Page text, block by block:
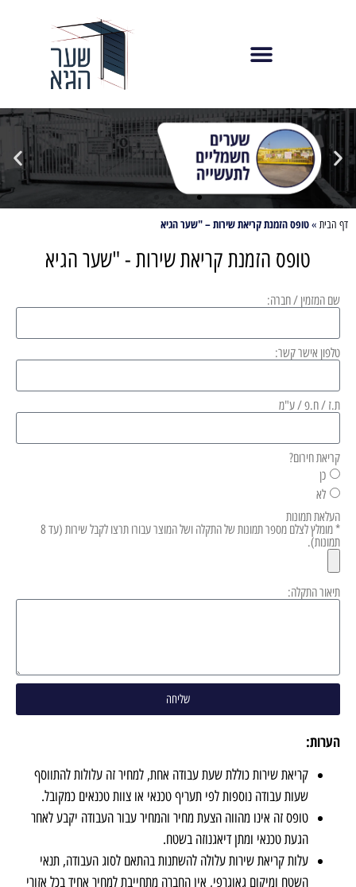
דף הבית »טופס הזמנת קריאת שירות – "שער הגיא
טופס הזמנת קריאת שירות - "שער הגיא
שם המזמין / חברה:
טלפון אישר קשר:
ת.ז / ח.פ / ע"מ
קריאת חירום?
כן
לא
העלאת תמונות
* מומלץ לצלם מספר תמונות של התקלה ושל המוצר עבורו תרצו לקבל שירות (עד 8
תמונות).
תיאור התקלה:
שליחה
הערות:
קריאת שירות כוללת שעת עבודה אחת, למחיר זה עלולות להתווסף
שעות עבודה נוספות לפי תעריף טכנאי או צוות טכנאים כמקובל.
טופס זה אינו מהווה הצעת מחיר והמחיר עבור העבודה יקבע לאחר
הגעת טכנאי ומתן דיאגנוזה בשטח.
עלות קריאת שירות עלולה להשתנות בהתאם לסוג העבודה, תנאי
השטח ומיקום גאוגרפי, אין החברה מתחייבת למחיר אחיד בכל אזורי